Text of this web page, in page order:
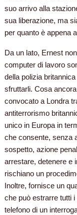
suo arrivo alla
sua liberazione, ma
per quanto è appena
Da un lato, Ernest
computer di lavoro
della polizia
sfruttarli. Cosa
convocato a Londra
antiterrorismo
unico in Europa in
che consente, senza
sospetto, azione
arrestare, detenere e
rischiano un
Inoltre, fornisce un
che può estrarre tutti
telefono di un